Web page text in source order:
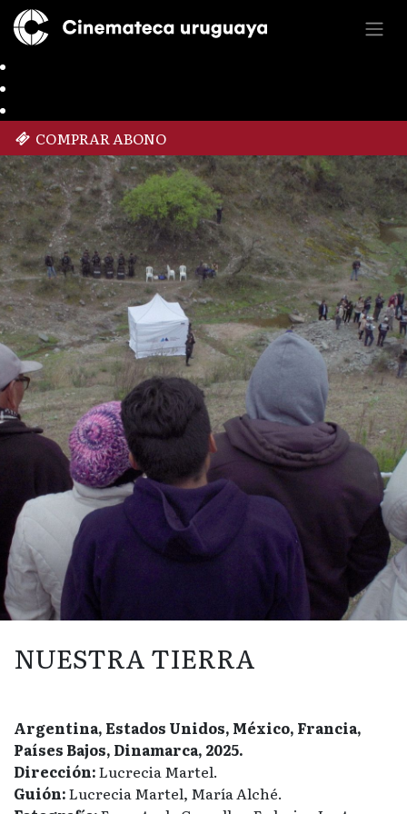
COMPRAR ABONO
NUESTRA TIERRA
Argentina, Estados Unidos, México, Francia,
Países Bajos, Dinamarca, 2025.
Dirección:Lucrecia Martel.
Guión:Lucrecia Martel, María Alché.